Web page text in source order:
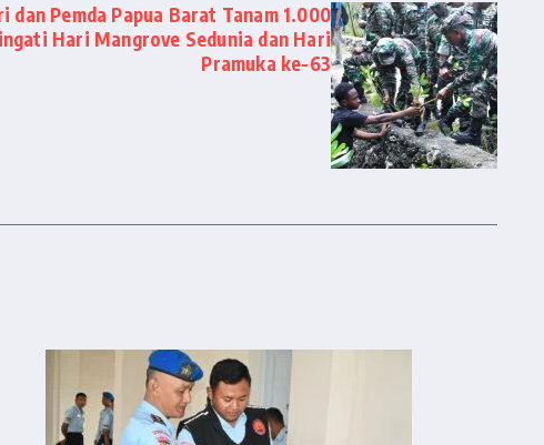
dan Pemda Papua Barat Tanam 1.000
Hari Mangrove Sedunia dan Hari
Pramuka ke-63